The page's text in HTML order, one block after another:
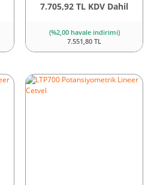
7.705,92 TL KDV Dahil
(%2,00 havale indirimi)
7.551,80 TL